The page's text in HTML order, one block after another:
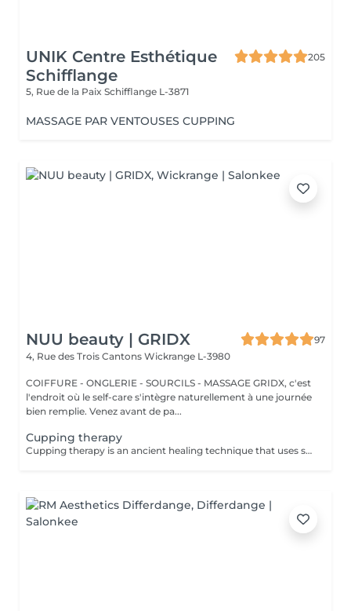
UNIK Centre Esthétique
Schifflange
205
5, Rue de la Paix Schifflange L-3871
MASSAGE PAR VENTOUSES CUPPING
NUU beauty | GRIDX
97
4, Rue des Trois Cantons Wickrange L-3980
COIFFURE - ONGLERIE - SOURCILS - MASSAGE GRIDX, c'est
l'endroit où le self-care s'intègre naturellement à une journée
bien remplie. Venez avant de pa...
Cupping therapy
Cupping therapy is an ancient healing technique that uses special cups to create gentle suction on the skin. This suction promotes blood flow, relieves muscle tension, reduces inflammation, and supports deep relaxation. The treatment can help release toxins, improve circulation, and ease chronic pain or stiffness. *Please note that cupping therapy could just be added to a massage service with includes back massage.